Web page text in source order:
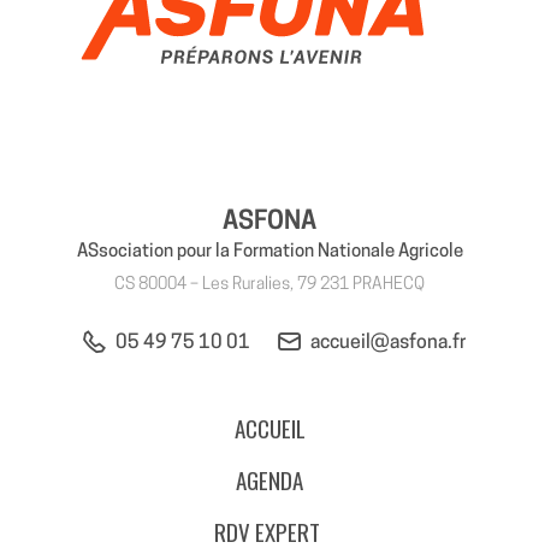
ASFONA
ASsociation pour la Formation Nationale Agricole
CS 80004 – Les Ruralies, 79 231 PRAHECQ
05 49 75 10 01 accueil@asfona.fr
ACCUEIL
AGENDA
RDV EXPERT